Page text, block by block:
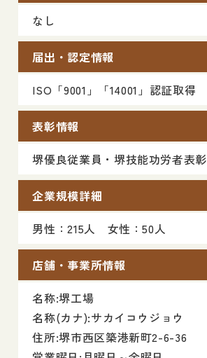
なし
届出・認定情報
ISO「9001」「14001」認証取得
表彰情報
堺優良従業員・堺技能功労者表彰
企業規模詳細
男性：215人 女性：50人
店舗・事業所情報
名称:堺工場
名称(カナ):サカイコウジョウ
住所:堺市西区築港新町2-6-36